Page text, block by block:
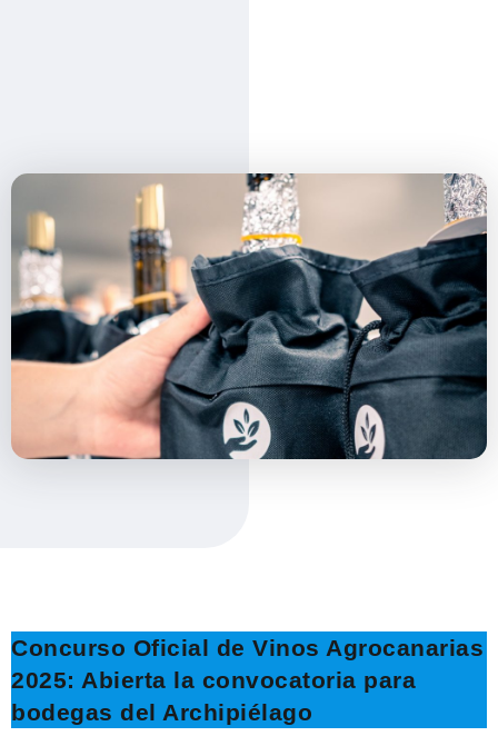
Concurso Oficial de Vinos Agrocanarias
2025: Abierta la convocatoria para
bodegas del Archipiélago